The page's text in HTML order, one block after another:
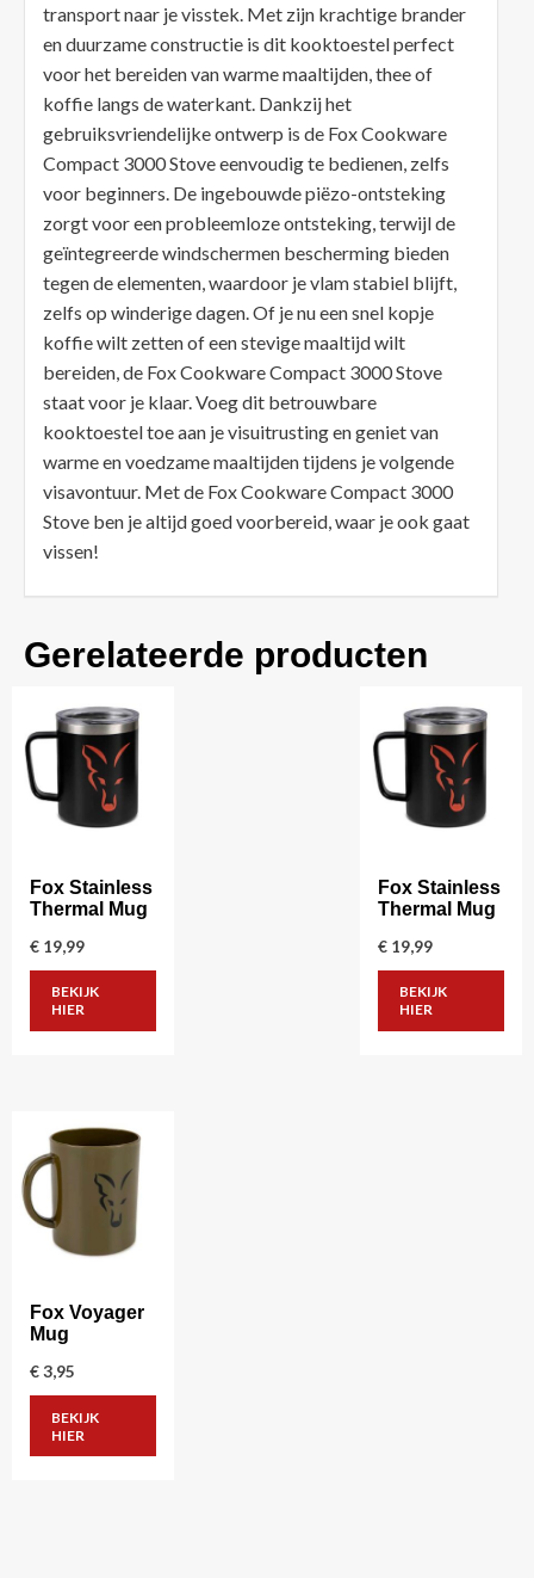
transport naar je visstek. Met zijn krachtige brander
en duurzame constructie is dit kooktoestel perfect
voor het bereiden van warme maaltijden, thee of
koffie langs de waterkant. Dankzij het
gebruiksvriendelijke ontwerp is de Fox Cookware
Compact 3000 Stove eenvoudig te bedienen, zelfs
voor beginners. De ingebouwde piëzo-ontsteking
zorgt voor een probleemloze ontsteking, terwijl de
geïntegreerde windschermen bescherming bieden
tegen de elementen, waardoor je vlam stabiel blijft,
zelfs op winderige dagen. Of je nu een snel kopje
koffie wilt zetten of een stevige maaltijd wilt
bereiden, de Fox Cookware Compact 3000 Stove
staat voor je klaar. Voeg dit betrouwbare
kooktoestel toe aan je visuitrusting en geniet van
warme en voedzame maaltijden tijdens je volgende
visavontuur. Met de Fox Cookware Compact 3000
Stove ben je altijd goed voorbereid, waar je ook gaat
vissen!
Gerelateerde producten
Fox Stainless
Thermal Mug
€ 19,99
BEKIJK
HIER
Fox Stainless
Thermal Mug
€ 19,99
BEKIJK
HIER
Fox Voyager
Mug
€3,95
BEKIJK
HIER